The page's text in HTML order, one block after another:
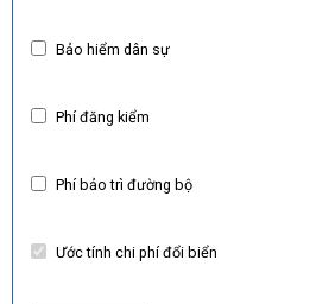
Bảo hiểm dân sự
Phí đăng kiểm
Phí bảo trì đường bộ
Ước tính chi phí đổi biển